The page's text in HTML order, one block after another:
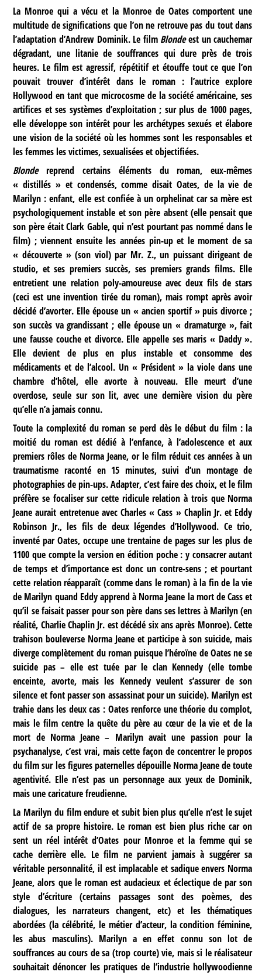
La Monroe qui a vécu et la Monroe de Oates comportent une
multitude de significations que l’on ne retrouve pas du tout dans
l’adaptation d’Andrew Dominik. Le film Blondeest un cauchemar
dégradant, une litanie de souffrances qui dure près de trois
heures. Le film est agressif, répétitif et étouffe tout ce que l’on
pouvait trouver d’intérêt dans le roman : l’autrice explore
Hollywood en tant que microcosme de la société américaine, ses
artifices et ses systèmes d’exploitation ; sur plus de 1000 pages,
elle développe son intérêt pour les archétypes sexués et élabore
une vision de la société où les hommes sont les responsables et
les femmes les victimes, sexualisées et objectifiées.
Blondereprend certains éléments du roman, eux-mêmes
« distillés » et condensés, comme disait Oates, de la vie de
Marilyn : enfant, elle est confiée à un orphelinat car sa mère est
psychologiquement instable et son père absent (elle pensait que
son père était Clark Gable, qui n’est pourtant pas nommé dans le
film) ; viennent ensuite les années pin-up et le moment de sa
« découverte » (son viol) par Mr. Z., un puissant dirigeant de
studio, et ses premiers succès, ses premiers grands films. Elle
entretient une relation poly-amoureuse avec deux fils de stars
(ceci est une invention tirée du roman), mais rompt après avoir
décidé d’avorter. Elle épouse un « ancien sportif » puis divorce ;
son succès va grandissant ; elle épouse un « dramaturge », fait
une fausse couche et divorce. Elle appelle ses maris « Daddy ».
Elle devient de plus en plus instable et consomme des
médicaments et de l’alcool. Un « Président » la viole dans une
chambre d’hôtel, elle avorte à nouveau. Elle meurt d’une
overdose, seule sur son lit, avec une dernière vision du père
qu’elle n’a jamais connu.
Toute la complexité du roman se perd dès le début du film : la
moitié du roman est dédié à l’enfance, à l’adolescence et aux
premiers rôles de Norma Jeane, or le film réduit ces années à un
traumatisme raconté en 15 minutes, suivi d’un montage de
photographies de pin-ups. Adapter, c’est faire des choix, et le film
préfère se focaliser sur cette ridicule relation à trois que Norma
Jeane aurait entretenue avec Charles « Cass » Chaplin Jr. et Eddy
Robinson Jr., les fils de deux légendes d’Hollywood. Ce trio,
inventé par Oates, occupe une trentaine de pages sur les plus de
1100 que compte la version en édition poche : y consacrer autant
de temps et d’importance est donc un contre-sens ; et pourtant
cette relation réapparaît (comme dans le roman) à la fin de la vie
de Marilyn quand Eddy apprend à Norma Jeane la mort de Cass et
qu’il se faisait passer pour son père dans ses lettres à Marilyn (en
réalité, Charlie Chaplin Jr. est décédé six ans après Monroe). Cette
trahison bouleverse Norma Jeane et participe à son suicide, mais
diverge complètement du roman puisque l’héroïne de Oates ne se
suicide pas – elle est tuée par le clan Kennedy (elle tombe
enceinte, avorte, mais les Kennedy veulent s’assurer de son
silence et font passer son assassinat pour un suicide). Marilyn est
trahie dans les deux cas : Oates renforce une théorie du complot,
mais le film centre la quête du père au cœur de la vie et de la
mort de Norma Jeane – Marilyn avait une passion pour la
psychanalyse, c’est vrai, mais cette façon de concentrer le propos
du film sur les figures paternelles dépouille Norma Jeane de toute
agentivité. Elle n’est pas un personnage aux yeux de Dominik,
mais une caricature freudienne.
La Marilyn du film endure et subit bien plus qu’elle n’est le sujet
actif de sa propre histoire. Le roman est bien plus riche car on
sent un réel intérêt d’Oates pour Monroe et la femme qui se
cache derrière elle. Le film ne parvient jamais à suggérer sa
véritable personnalité, il est implacable et sadique envers Norma
Jeane, alors que le roman est audacieux et éclectique de par son
style d’écriture (certains passages sont des poèmes, des
dialogues, les narrateurs changent, etc) et les thématiques
abordées (la célébrité, le métier d’acteur, la condition féminine,
les abus masculins). Marilyn a en effet connu son lot de
souffrances au cours de sa (trop courte) vie, mais si le réalisateur
souhaitait dénoncer les pratiques de l’industrie hollywoodienne